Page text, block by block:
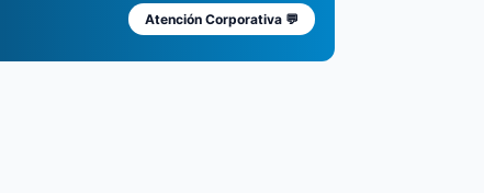
Atención Corporativa 💬